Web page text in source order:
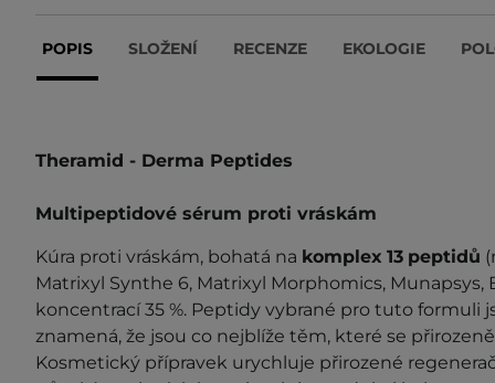
POPIS SLOŽENÍ RECENZE EKOLOGIE
Theramid - Derma Peptides
Multipeptidové sérum proti vráskám
Kúra proti vráskám, bohatá na komplex 13 peptidů
Matrixyl Synthe 6, Matrixyl Morphomics, Munapsys,
koncentrací 35 %. Peptidy vybrané pro tuto formuli
znamená, že jsou co nejblíže těm, které se
Kosmetický přípravek urychluje přirozené